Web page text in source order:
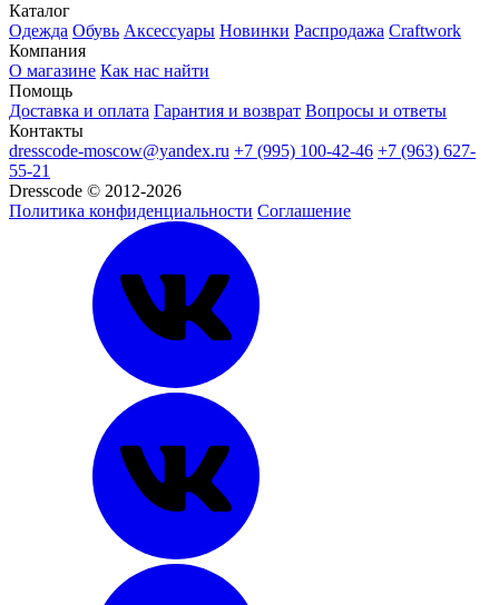
Каталог
Одежда Обувь Аксессуары Новинки Распродажа Craftwork
Компания
О магазине Как нас найти
Помощь
Доставка и оплата Гарантия и возврат Вопросы и ответы
Контакты
dresscode-moscow@yandex.ru +7 (995) 100-42-46 +7 (963) 627-
55-21
Dresscode © 2012-2026
Политика конфиденциальности Соглашение